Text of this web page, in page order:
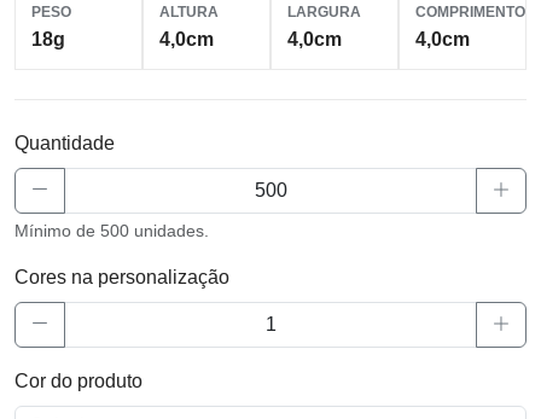
PESO
18g
ALTURA
4,0cm
LARGURA
4,0cm
COMPRIMENTO
4,0cm
Quantidade
Mínimo de 500 unidades.
Cores na personalização
Cor do produto